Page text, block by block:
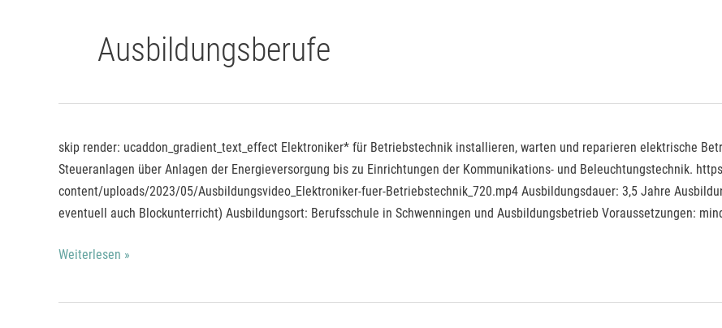
Ausbildungsberufe
skip render: ucaddon_gradient_text_effect Elektroniker* für Betriebstechnik installieren, warten und reparieren elektrische
Steueranlagen über Anlagen der Energieversorgung bis zu Einrichtungen der Kommunikations- und Beleuchtungstechnik.
content/uploads/2023/05/Ausbildungsvideo_Elektroniker-fuer-Betriebstechnik_720.mp4 Ausbildungsdauer: 3,5 Jahre
eventuell auch Blockunterricht) Ausbildungsort: Berufsschule in Schwenningen und Ausbildungsbetrieb Voraussetzungen:
Elektroniker*
für
Betriebstechnik
Weiterlesen »